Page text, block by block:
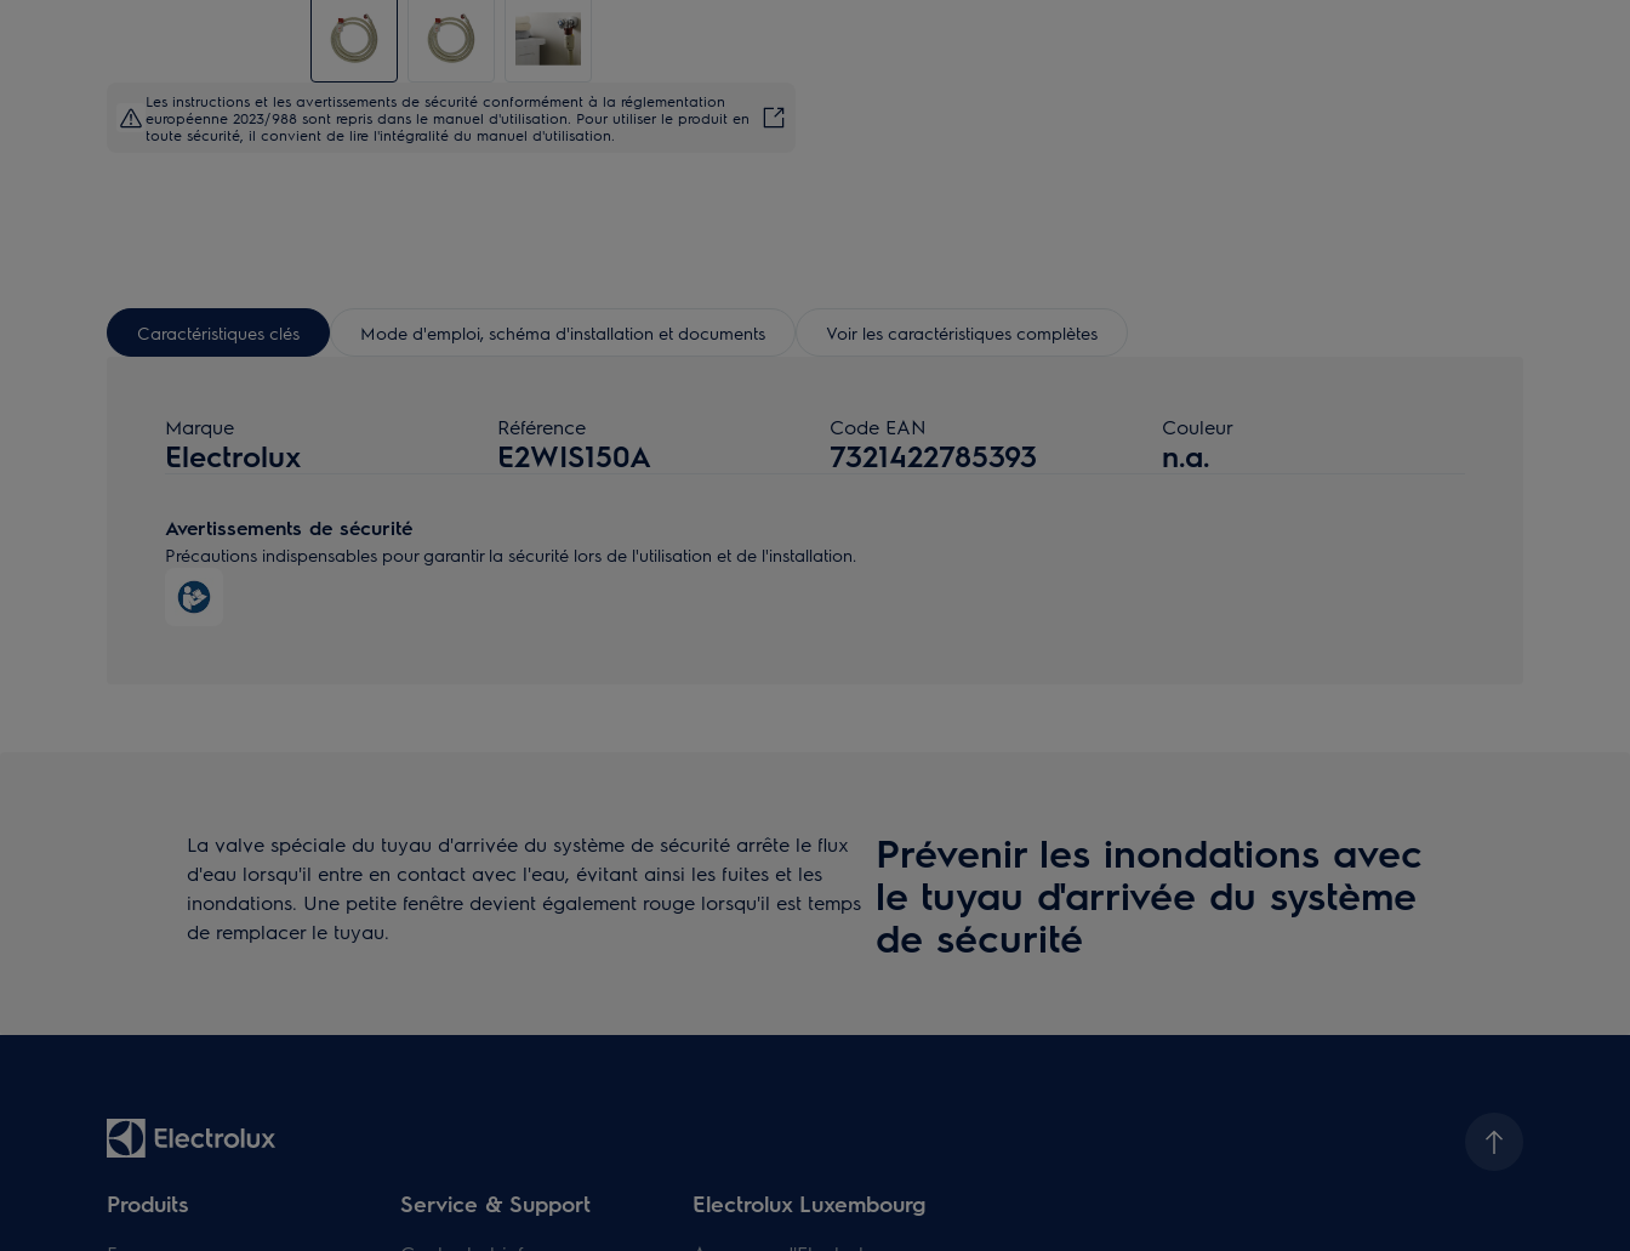
Les instructions et les avertissements de sécurité conformément à la réglementation
européenne 2023/988 sont repris dans le manuel d'utilisation. Pour utiliser le produit en
toute sécurité, il convient de lire l'intégralité du manuel d'utilisation.
Caractéristiques clés Mode d'emploi, schéma d'installation et documents Voir les caractéristiques complètes
Marque
Electrolux
Référence
E2WIS150A
Code EAN
7321422785393
Couleur
n.a.
Avertissements de sécurité
Précautions indispensables pour garantir la sécurité lors de l'utilisation et de l'installation.
Prévenir les inondations avec
le tuyau d'arrivée du système
de sécurité
La valve spéciale du tuyau d'arrivée du système de sécurité arrête le flux
d'eau lorsqu'il entre en contact avec l'eau, évitant ainsi les fuites et les
inondations. Une petite fenêtre devient également rouge lorsqu'il est temps
de remplacer le tuyau.
Produits Service & Support Electrolux Luxembourg